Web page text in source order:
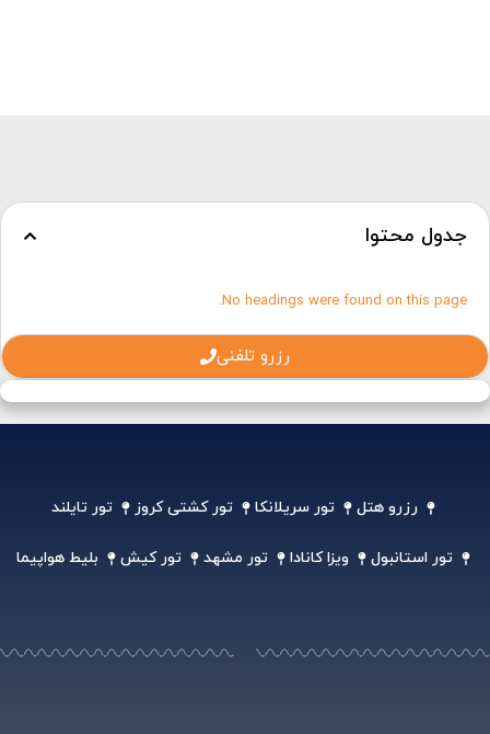
جدول محتوا
No headings were found on this page.
رزرو تلفنی
رزرو هتل تور سریلانکا تور کشتی کروز تور تایلند
تور استانبول ویزا کانادا تور مشهد تور کیش بلیط هواپیما